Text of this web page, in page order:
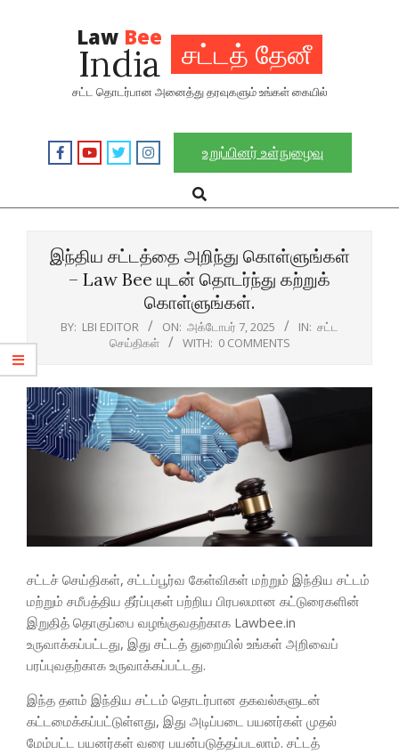
Law Bee
India சட்டத் தேனீ
சட்ட தொடர்பான அனைத்து தரவுகளும் உங்கள் கையில்
உறுப்பினர் உள்நுழைவு
Navigation
Search
இந்திய சட்டத்தை அறிந்து கொள்ளுங்கள்
– Law Bee யுடன் தொடர்ந்து கற்றுக்
கொள்ளுங்கள்.
BY: LBI EDITOR ON: அக்டோபர் 7, 2025 IN: சட்ட
செய்திகள்
WITH: 0 COMMENTS
சட்டச் செய்திகள், சட்டப்பூர்வ கேள்விகள் மற்றும் இந்திய சட்டம்
மற்றும் சமீபத்திய தீர்ப்புகள் பற்றிய பிரபலமான கட்டுரைகளின்
இறுதித் தொகுப்பை வழங்குவதற்காக Lawbee.in
உருவாக்கப்பட்டது, இது சட்டத் துறையில் உங்கள் அறிவைப்
பரப்புவதற்காக உருவாக்கப்பட்டது.
இந்த தளம் இந்திய சட்டம் தொடர்பான தகவல்களுடன்
கட்டமைக்கப்பட்டுள்ளது, இது அடிப்படை பயனர்கள் முதல்
மேம்பட்ட பயனர்கள் வரை பயன்படுத்தப்படலாம். சட்டத்